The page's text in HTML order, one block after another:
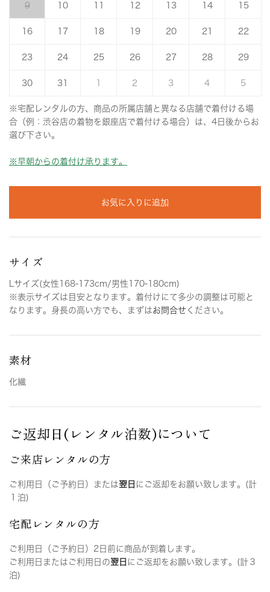
9 10 11 12 13 14 15
16 17 18 19 20 21 22
23 24 25 26 27 28 29
30 31 1 2 3 4 5
※宅配レンタルの方、商品の所属店舗と異なる店舗で着付ける場
合（例：渋谷店の着物を銀座店で着付ける場合）は、4日後からお
選び下さい。
※早朝からの着付け承ります。
お気に入りに追加
サイズ
Lサイズ(女性168-173cm/男性170-180cm)
※表示サイズは目安となります。着付けにて多少の調整は可能と
なります。身長の高い方でも、まずはお問合せ ください。
素材
化繊
ご返却日(レンタル泊数)について
ご来店レンタルの方
ご利用日（ご予約日）または翌日 にご返却をお願い致します。(計
１泊)
宅配レンタルの方
ご利用日（ご予約日）2日前に商品が到着します。
ご利用日またはご利用日の翌日 にご返却をお願い致します。(計３
泊)